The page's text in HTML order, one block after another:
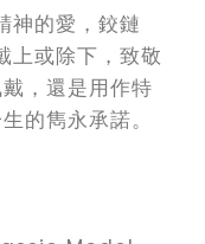
神的愛，鉸鏈
上或除下，致敬
，還是用作特
的雋永承諾。